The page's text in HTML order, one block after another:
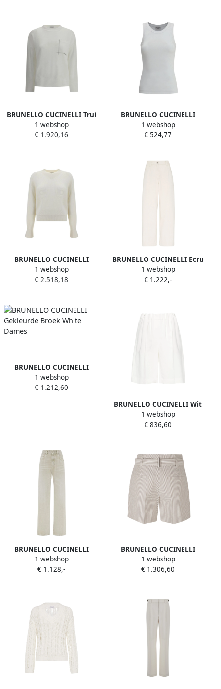
BRUNELLO CUCINELLI Trui
met juweelversierde zak
White Dames
1 webshop
€ 1.920,16
BRUNELLO CUCINELLI
Geribbelde Aansluitende
Top White Dames
1 webshop
€ 524,77
BRUNELLO CUCINELLI
Geribbelde V-hals Kasjmier
Trui White Dames
1 webshop
€ 2.518,18
BRUNELLO CUCINELLI Ecru
Broek met Kettingdetail
White Dames
1 webshop
€ 1.222,-
BRUNELLO CUCINELLI
Gekleurde Broek White
Dames
1 webshop
€ 1.212,60
BRUNELLO CUCINELLI Wit
Linnenmix Tailored
Elastische Tailleband White
1 webshop
€ 836,60
BRUNELLO CUCINELLI
Moderne Losse Denim Jeans
White Dames
1 webshop
€ 1.128,-
BRUNELLO CUCINELLI
Bermuda Shorts White
Dames
1 webshop
€ 1.306,60